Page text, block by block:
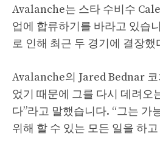
Avalanche는 스타 수비수
업에 합류하기를 바라고 있습
로 인해 최근 두 경기에 결장했
Avalanche의 Jared Bednar 코
었기 때문에 그를 다시 데려오
다”라고 말했습니다. “그는 가
위해 할 수 있는 모든 일을 하